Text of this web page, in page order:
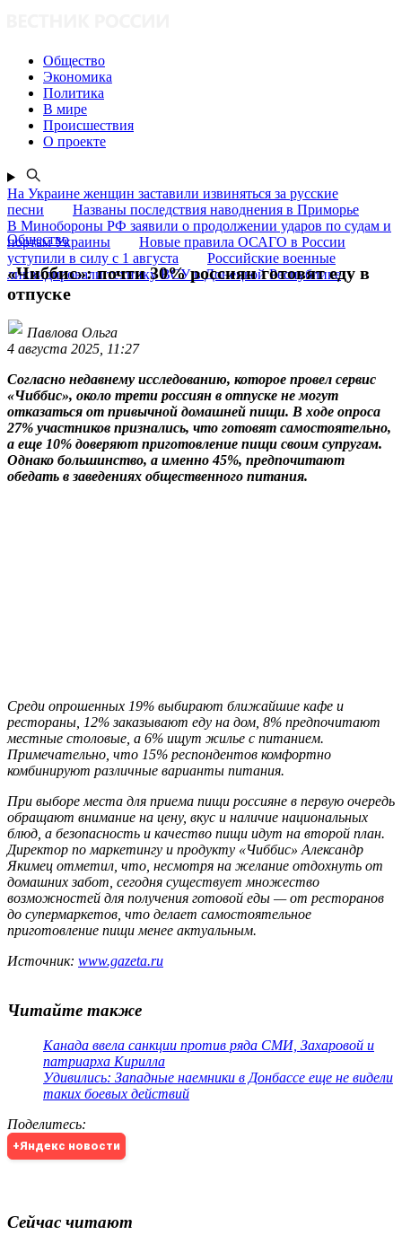
Общество
Экономика
Политика
В мире
Происшествия
О проекте
На Украине женщин заставили извиняться за русские
песни
Названы последствия наводнения в Приморье
В Минобороны РФ заявили о продолжении ударов по судам и
портам Украины
Новые правила ОСАГО в России
уступили в силу с 1 августа
Российские военные
ликвидировали технику ВСУ в Донецкой Республике
Общество
«Чиббис»: почти 30% россиян готовят еду в
отпуске
Павлова Ольга
4 августа 2025, 11:27
Согласно недавнему исследованию, которое провел сервис
«Чиббис», около трети россиян в отпуске не могут
отказаться от привычной домашней пищи. В ходе опроса
27% участников признались, что готовят самостоятельно,
а еще 10% доверяют приготовление пищи своим супругам.
Однако большинство, а именно 45%, предпочитают
обедать в заведениях общественного питания.
Среди опрошенных 19% выбирают ближайшие кафе и
рестораны, 12% заказывают еду на дом, 8% предпочитают
местные столовые, а 6% ищут жилье с питанием.
Примечательно, что 15% респондентов комфортно
комбинируют различные варианты питания.
При выборе места для приема пищи россияне в первую очередь
обращают внимание на цену, вкус и наличие национальных
блюд, а безопасность и качество пищи идут на второй план.
Директор по маркетингу и продукту «Чиббис» Александр
Якимец отметил, что, несмотря на желание отдохнуть от
домашних забот, сегодня существует множество
возможностей для получения готовой еды — от ресторанов
до супермаркетов, что делает самостоятельное
приготовление пищи менее актуальным.
Источник: www.gazeta.ru
Читайте также
Канада ввела санкции против ряда СМИ, Захаровой и
патриарха Кирилла
Удивились: Западные наемники в Донбассе еще не видели
таких боевых действий
Поделитесь:
+Яндекс новости
Сейчас читают